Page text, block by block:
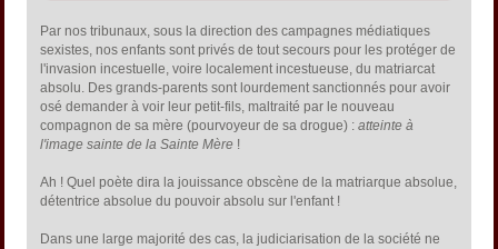
Par nos tribunaux, sous la direction des campagnes médiatiques
sexistes, nos enfants sont privés de tout secours pour les protéger de
l'invasion incestuelle, voire localement incestueuse, du matriarcat
absolu. Des grands-parents sont lourdement sanctionnés pour avoir
osé demander à voir leur petit-fils, maltraité par le nouveau
compagnon de sa mère (pourvoyeur de sa drogue) :atteinte à
l'image sainte de la Sainte Mère !
Ah ! Quel poète dira la jouissance obscène de la matriarque absolue,
détentrice absolue du pouvoir absolu sur l'enfant !
Dans une large majorité des cas, la judiciarisation de la société ne